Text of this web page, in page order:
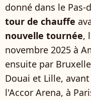
donné dans le Pas-
tour de chauffe
nouvelle tournée,
novembre 2025 à
ensuite par
Douai et Lille,
l'Accor Arena, à